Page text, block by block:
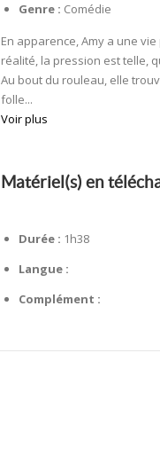
Genre : Comédie
En apparence, Amy a une
réalité, la pression est telle,
Au bout du rouleau, elle
folle...
Voir plus
Matériel(s) en
Durée : 1h38
Langue :
Complément :